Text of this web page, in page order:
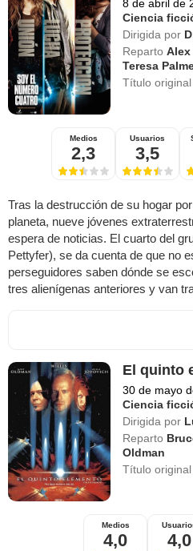
8 de abril de
Ciencia
Dirigida por
Reparto
Teresa
Título original
Medios
2,3
Usuarios
3,5
Tras la destrucción de su hogar
planeta, nueve jóvenes
espera de noticias. El cuarto del
Pettyfer), se da cuenta de que no
perseguidores saben dónde se
tres alienígenas anteriores y van
El quinto
30 de mayo
Ciencia
Dirigida por
Reparto
Oldman
Título
Medios
4,0 4,0